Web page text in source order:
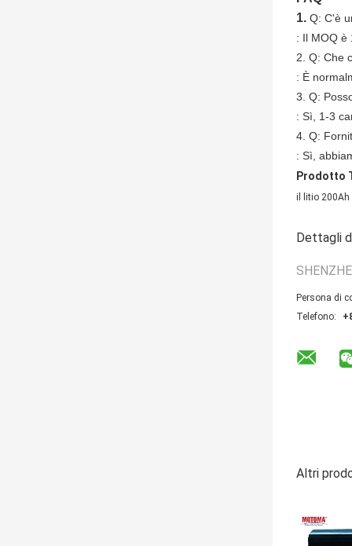
1. Q: C'è
: Il MOQ è
2. Q: Che
: È
3. Q:
: Sì, 1-3
4. Q:
: Sì,
Prodotto
il litio
Dettagli
Persona di
Telefono:
Altri